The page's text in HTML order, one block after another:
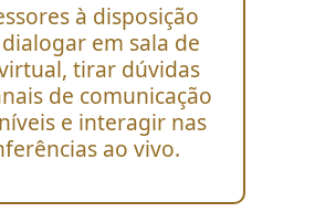
à disposição
em sala de
tirar dúvidas
de comunicação
e interagir nas
ao vivo.